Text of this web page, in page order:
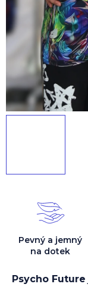
Psycho Future
Pevný a jemný
na dotek